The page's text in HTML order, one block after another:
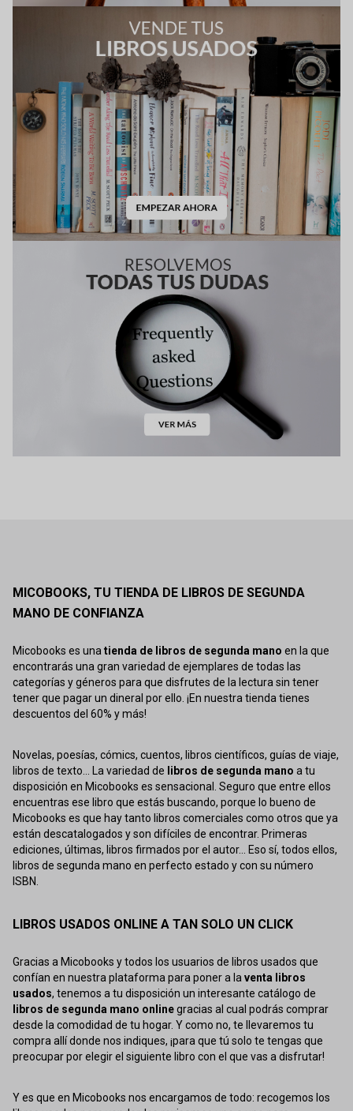
MICOBOOKS, TU TIENDA DE LIBROS DE SEGUNDA
MANO DE CONFIANZA
Micobooks es unatienda de libros de segunda mano en la que
encontrarás una gran variedad de ejemplares de todas las
categorías y géneros para que disfrutes de la lectura sin tener
tener que pagar un dineral por ello. ¡En nuestra tienda tienes
descuentos del 60% y más!
Novelas, poesías, cómics, cuentos, libros científicos, guías de viaje,
libros de texto... La variedad de libros de segunda mano a tu
disposición en Micobooks es sensacional. Seguro que entre ellos
encuentras ese libro que estás buscando, porque lo bueno de
Micobooks es que hay tanto libros comerciales como otros que ya
están descatalogados y son difíciles de encontrar. Primeras
ediciones, últimas, libros firmados por el autor... Eso sí, todos ellos,
libros de segunda mano en perfecto estado y con su número
ISBN.
LIBROS USADOS ONLINE A TAN SOLO UN CLICK
Gracias a Micobooks y todos los usuarios de libros usados que
confían en nuestra plataforma para poner a laventa libros
usados, tenemos a tu disposición un interesante catálogo de
libros de segunda mano onlinegracias al cual podrás comprar
desde la comodidad de tu hogar. Y como no, te llevaremos tu
compra allí donde nos indiques, ¡para que tú solo te tengas que
preocupar por elegir el siguiente libro con el que vas a disfrutar!
Y es que en Micobooks nos encargamos de todo: recogemos los